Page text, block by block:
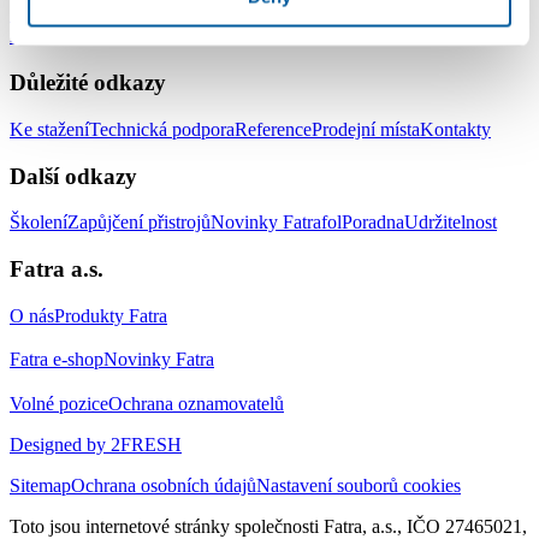
Zemní hydroizolační systém
izolaci jezírek a vodních ploch
Důležité odkazy
Ke staženíTechnická podporaReferenceProdejní místaKontakty
Další odkazy
ŠkoleníZapůjčení přistrojůNovinky FatrafolPoradnaUdržitelnost
Fatra a.s.
O násProdukty Fatra
Fatra e-shopNovinky Fatra
Volné poziceOchrana oznamovatelů
Designed by 2FRESH
SitemapOchrana osobních údajůNastavení souborů cookies
Toto jsou internetové stránky společnosti Fatra, a.s., IČO 27465021,